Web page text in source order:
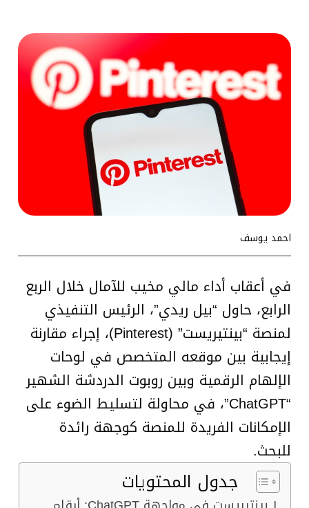
احمد يوسف
في أعقاب أداء مالي مخيب للآمال خلال الربع
الرابع، حاول “بيل ريدي”، الرئيس التنفيذي
لمنصة “بينتيريست” (Pinterest)، إجراء مقارنة
إيجابية بين موقعه المتخصص في لوحات
الإلهام الرقمية وبين روبوت الدردشة الشهير
“ChatGPT”، في محاولة لتسليط الضوء على
الإمكانات الفريدة للمنصة كوجهة رائدة
للبحث.
جدول المحتويات